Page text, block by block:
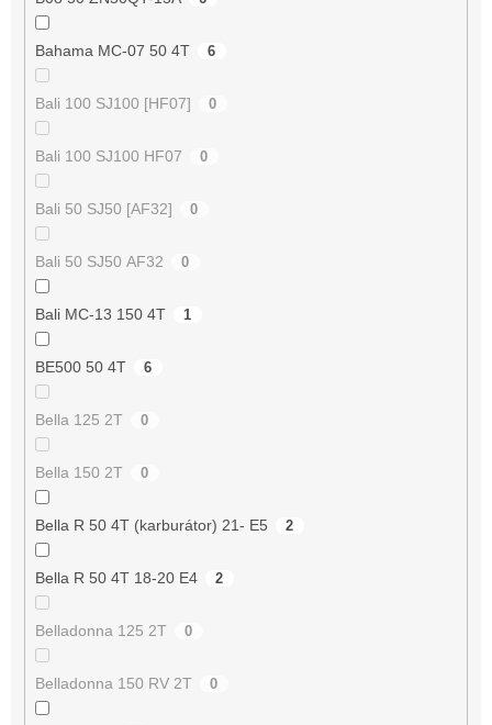
Bahama MC-07 50 4T 6
Bali 100 SJ100 [HF07] 0
Bali 100 SJ100 HF07 0
Bali 50 SJ50 [AF32] 0
Bali 50 SJ50 AF32 0
Bali MC-13 150 4T 1
BE500 50 4T 6
Bella 125 2T 0
Bella 150 2T 0
Bella R 50 4T (karburátor) 21- E5 2
Bella R 50 4T 18-20 E4 2
Belladonna 125 2T 0
Belladonna 150 RV 2T 0